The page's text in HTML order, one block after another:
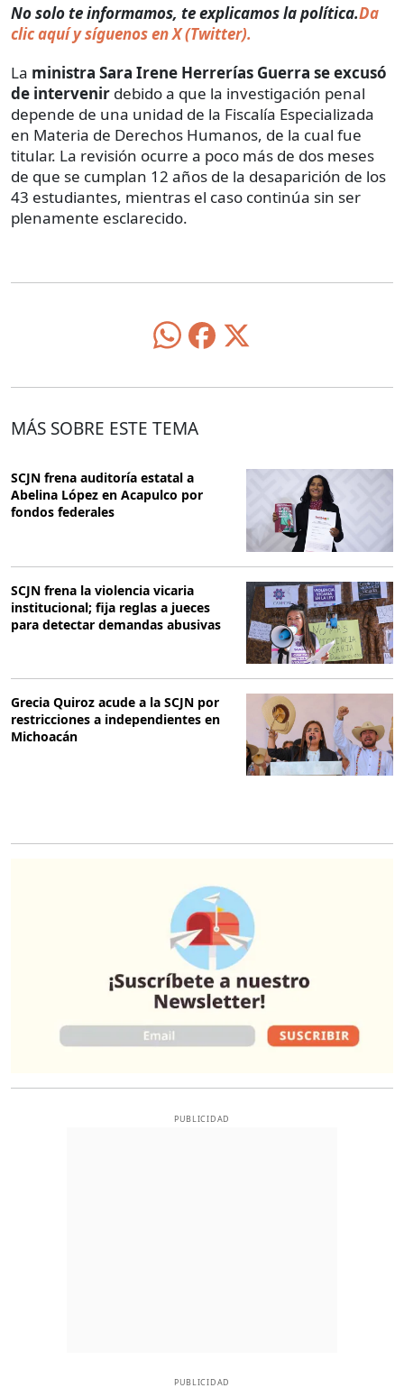
No solo te informamos, te explicamos la política.Da
clic aquí y síguenos en X (Twitter).
La ministra Sara Irene Herrerías Guerra se excusó
de intervenir debido a que la investigación penal
depende de una unidad de la Fiscalía Especializada
en Materia de Derechos Humanos, de la cual fue
titular. La revisión ocurre a poco más de dos meses
de que se cumplan 12 años de la desaparición de los
43 estudiantes, mientras el caso continúa sin ser
plenamente esclarecido.
MÁS SOBRE ESTE TEMA
SCJN frena auditoría estatal a
Abelina López en Acapulco por
fondos federales
SCJN frena la violencia vicaria
institucional; fija reglas a jueces
para detectar demandas abusivas
Grecia Quiroz acude a la SCJN por
restricciones a independientes en
Michoacán
PUBLICIDAD
PUBLICIDAD